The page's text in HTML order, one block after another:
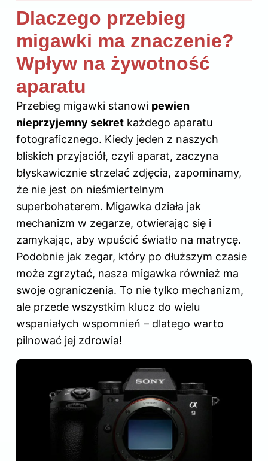
Dlaczego przebieg
migawki ma znaczenie?
Wpływ na żywotność
aparatu
Przebieg migawki stanowi pewien
nieprzyjemny sekret każdego aparatu
fotograficznego. Kiedy jeden z naszych
bliskich przyjaciół, czyli aparat, zaczyna
błyskawicznie strzelać zdjęcia, zapominamy,
że nie jest on nieśmiertelnym
superbohaterem. Migawka działa jak
mechanizm w zegarze, otwierając się i
zamykając, aby wpuścić światło na matrycę.
Podobnie jak zegar, który po dłuższym czasie
może zgrzytać, nasza migawka również ma
swoje ograniczenia. To nie tylko mechanizm,
ale przede wszystkim klucz do wielu
wspaniałych wspomnień – dlatego warto
pilnować jej zdrowia!